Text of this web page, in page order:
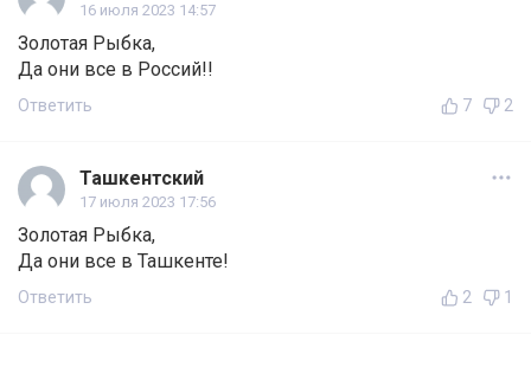
16 июля 2023 14:57
Золотая Рыбка,
Да они все в Россий!!
Ответить 7 2
Ташкентский
17 июля 2023 17:56
Золотая Рыбка,
Да они все в Ташкенте!
Ответить 2 1